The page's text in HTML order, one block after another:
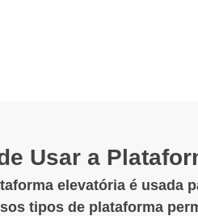
Usar a
elevatória é usada
tipos de plataforma